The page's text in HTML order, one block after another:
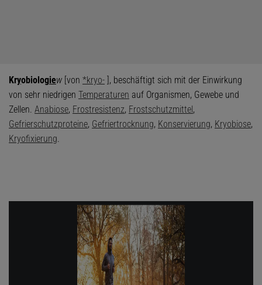
Kryobiologiew [von *kryo- ], beschäftigt sich mit der Einwirkung
von sehr niedrigen Temperaturen auf Organismen, Gewebe und
Zellen. Anabiose, Frostresistenz, Frostschutzmittel,
Gefrierschutzproteine, Gefriertrocknung, Konservierung, Kryobiose,
Kryofixierung.